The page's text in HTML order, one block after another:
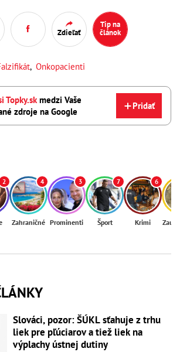
Zdieľať
Tip na
článok
, Onkopacienti
Topky.sk medzi Vaše
zdroje na Google
Pridať
2 4
Zahraničné
3
Prominenti
7
Šport
6
Krimi
Slováci, pozor: ŠÚKL sťahuje z trhu
liek pre pľúciarov a tiež liek na
výplachy ústnej dutiny